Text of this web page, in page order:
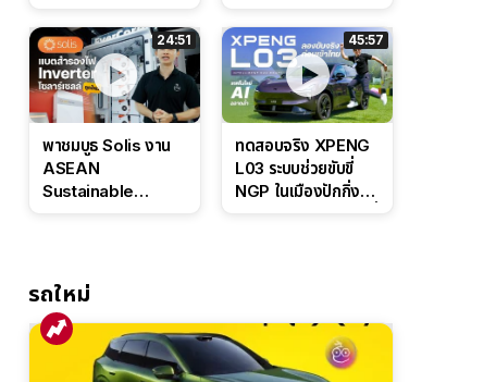
ล่างหนึบ ลุ้นราคา 7
แสนต้น
ดุดันสไตล์ครอบครัว
สายลุย
24:51
พาชมบูธ Solis งาน
ASEAN
Sustainable
IntelliHouse และ
EverCORE โซลูชัน
ESS ครบวงจร
45:57
ทดสอบจริง XPENG
L03 ระบบช่วยขับขี่
NGP ในเมืองปักกิ่ง
รถใหม่